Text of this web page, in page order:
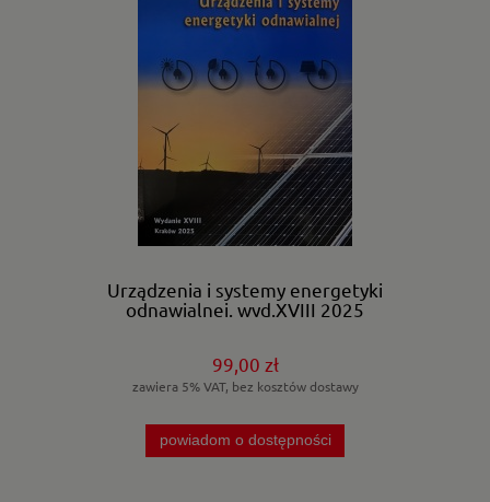
Urządzenia i systemy energetyki
odnawialnej. wyd.XVIII 2025
99,00 zł
zawiera 5% VAT, bez kosztów dostawy
powiadom o dostępności